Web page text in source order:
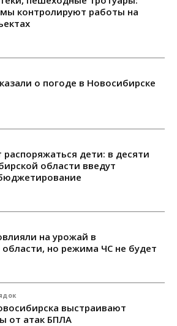
контролируют работы на
о погоде в Новосибирске
дети: в десяти
области введут
на урожай в
но режима ЧС не будет
выстраивают
от атак БПЛА